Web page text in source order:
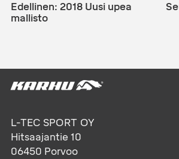
SELAUS
Edellinen: 2018 Uusi upea
mallisto
L-TEC SPORT OY
Hitsaajantie 10
06450 Porvoo